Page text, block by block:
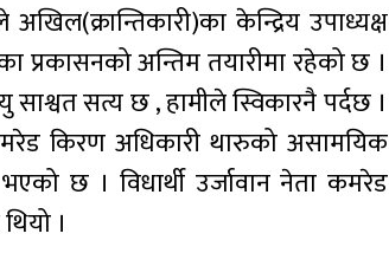
केन्द्रिय उपाध्यक्ष
प्रकासनको अन्तिम तयारीमा रहेको छ ।
सत्य छ , हामीले स्विकारनै पर्दछ ।
किरण अधिकारी थारुको असामयिक
छ । विधार्थी उर्जावान नेता कमरेड
।